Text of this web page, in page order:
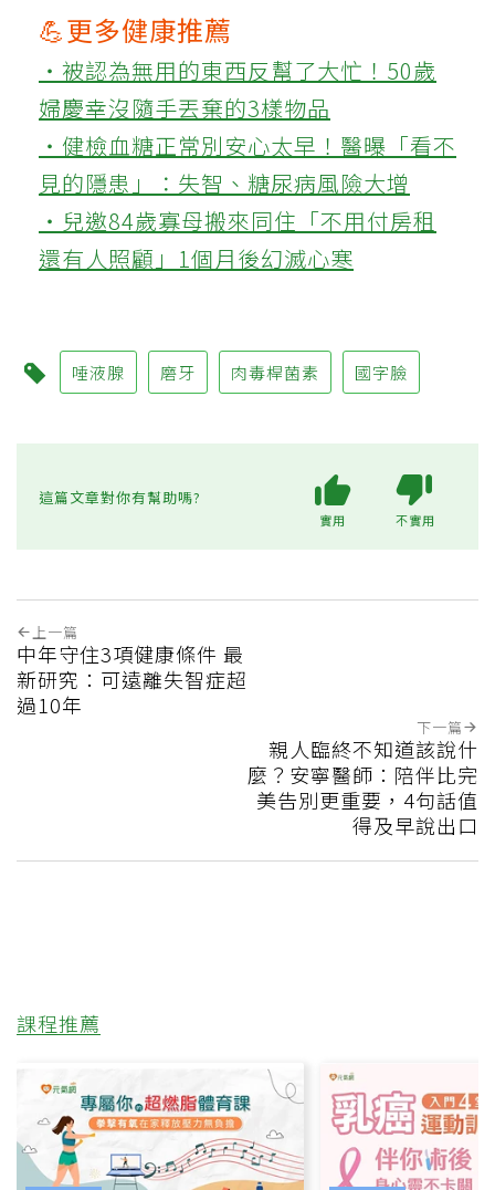
💪更多健康推薦
‧被認為無用的東西反幫了大忙！50歲
婦慶幸沒隨手丟棄的3樣物品
‧健檢血糖正常別安心太早！醫曝「看不
見的隱患」：失智、糖尿病風險大增
‧兒邀84歲寡母搬來同住「不用付房租
還有人照顧」1個月後幻滅心寒
唾液腺 磨牙 肉毒桿菌素 國字臉
這篇文章對你有幫助嗎?
實用 不實用
上一篇
中年守住3項健康條件 最
新研究：可遠離失智症超
過10年
下一篇
親人臨終不知道該說什
麼？安寧醫師：陪伴比完
美告別更重要，4句話值
得及早說出口
課程推薦